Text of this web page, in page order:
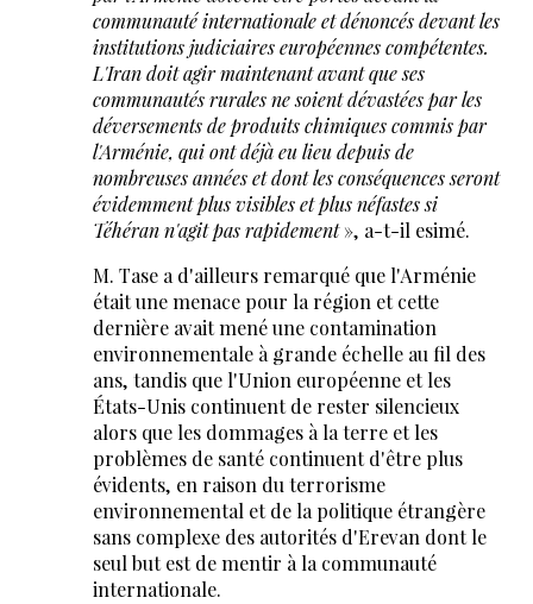
communauté internationale et dénoncés devant les
institutions judiciaires européennes compétentes.
L'Iran doit agir maintenant avant que ses
communautés rurales ne soient dévastées par les
déversements de produits chimiques commis par
l'Arménie, qui ont déjà eu lieu depuis de
nombreuses années et dont les conséquences seront
évidemment plus visibles et plus néfastes si
Téhéran n'agit pas rapidement», a-t-il esimé.
M. Tase a d'ailleurs remarqué que l'Arménie
était une menace pour la région et cette
dernière avait mené une contamination
environnementale à grande échelle au fil des
ans, tandis que l'Union européenne et les
États-Unis continuent de rester silencieux
alors que les dommages à la terre et les
problèmes de santé continuent d'être plus
évidents, en raison du terrorisme
environnemental et de la politique étrangère
sans complexe des autorités d'Erevan dont le
seul but est de mentir à la communauté
internationale.